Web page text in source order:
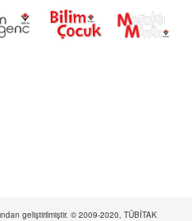
geliştirilmiştir. © 2009-2020, TÜBİTAK